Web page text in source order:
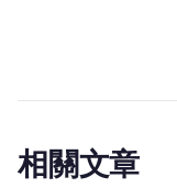
相關文章